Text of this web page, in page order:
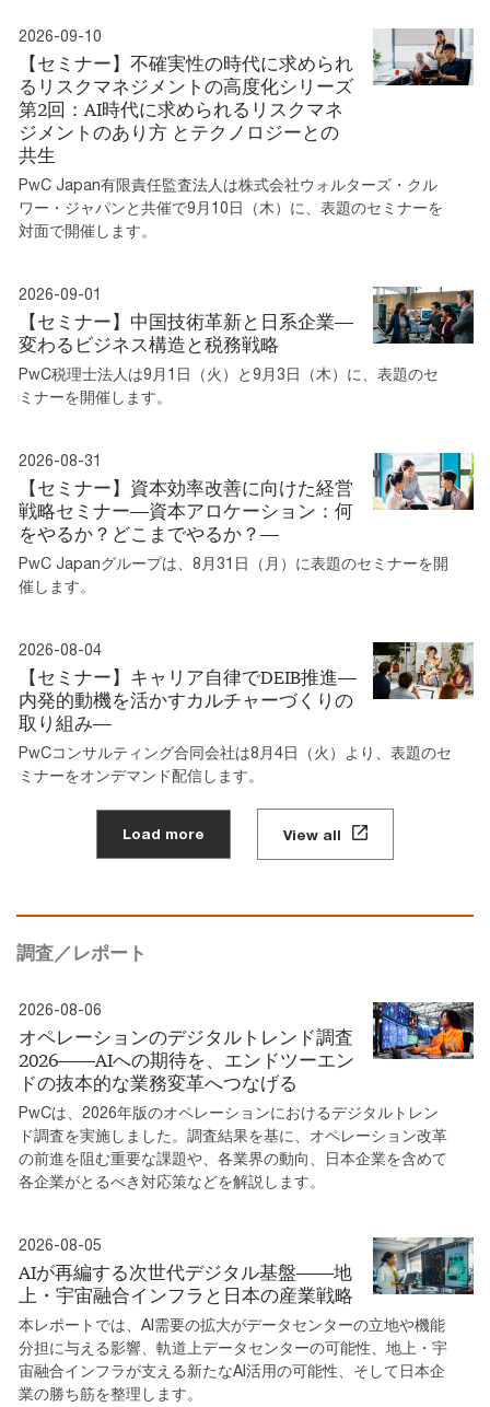
2026-09-10
【セミナー】不確実性の時代に求められ
るリスクマネジメントの高度化シリーズ
第2回：AI時代に求められるリスクマネ
ジメントのあり方 とテクノロジーとの
共生
PwC Japan有限責任監査法人は株式会社ウォルターズ・クル
ワー・ジャパンと共催で9月10日（木）に、表題のセミナーを
対面で開催します。
2026-09-01
【セミナー】中国技術革新と日系企業—
変わるビジネス構造と税務戦略
PwC税理士法人は9月1日（火）と9月3日（木）に、表題のセ
ミナーを開催します。
2026-08-31
【セミナー】資本効率改善に向けた経営
戦略セミナー―資本アロケーション：何
をやるか？どこまでやるか？―
PwC Japanグループは、8月31日（月）に表題のセミナーを開
催します。
2026-08-04
【セミナー】キャリア自律でDEIB推進―
内発的動機を活かすカルチャーづくりの
取り組み―
PwCコンサルティング合同会社は8月4日（火）より、表題のセ
ミナーをオンデマンド配信します。
Load more View all
調査／レポート
2026-08-06
オペレーションのデジタルトレンド調査
2026――AIへの期待を、エンドツーエン
ドの抜本的な業務変革へつなげる
PwCは、2026年版のオペレーションにおけるデジタルトレン
ド調査を実施しました。調査結果を基に、オペレーション改革
の前進を阻む重要な課題や、各業界の動向、日本企業を含めて
各企業がとるべき対応策などを解説します。
2026-08-05
AIが再編する次世代デジタル基盤――地
上・宇宙融合インフラと日本の産業戦略
本レポートでは、AI需要の拡大がデータセンターの立地や機能
分担に与える影響、軌道上データセンターの可能性、地上・宇
宙融合インフラが支える新たなAI活用の可能性、そして日本企
業の勝ち筋を整理します。